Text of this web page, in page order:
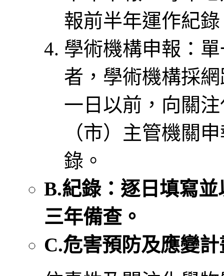
報前半年運作紀
學術機構申報：
者，學術機構採
一日以前，向關
（市）主管機關
錄。
B.紀錄：逐日填寫
三年備查。
C.危害預防及應變